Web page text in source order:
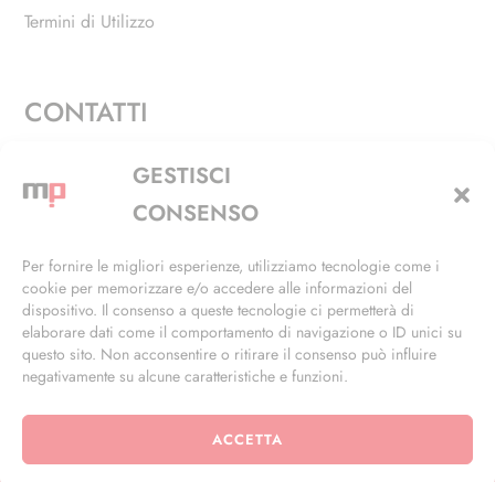
GESTISCI
CONSENSO
Per fornire le migliori esperienze, utilizziamo tecnologie come i
cookie per memorizzare e/o accedere alle informazioni del
dispositivo. Il consenso a queste tecnologie ci permetterà di
elaborare dati come il comportamento di navigazione o ID unici su
questo sito. Non acconsentire o ritirare il consenso può influire
negativamente su alcune caratteristiche e funzioni.
ACCETTA
Termini di Utilizzo
CONTATTI
Via Alfieri, 27 - Trezzano Sul Naviglio (MI)
+39 02 4846 3155
info@masterphil.it